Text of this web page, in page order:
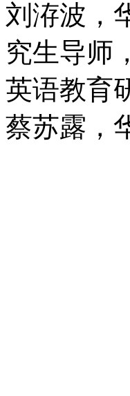
刘洊波，
究生导师
英语教育
蔡苏露，